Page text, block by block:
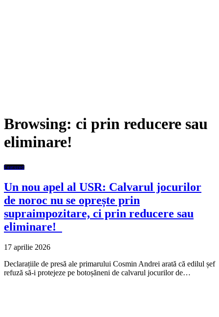
Browsing: ci prin reducere sau
eliminare!
Featured
Un nou apel al USR: Calvarul jocurilor
de noroc nu se oprește prin
supraimpozitare, ci prin reducere sau
eliminare!
17 aprilie 2026
Declarațiile de presă ale primarului Cosmin Andrei arată că edilul șef
refuză să-i protejeze pe botoșăneni de calvarul jocurilor de…